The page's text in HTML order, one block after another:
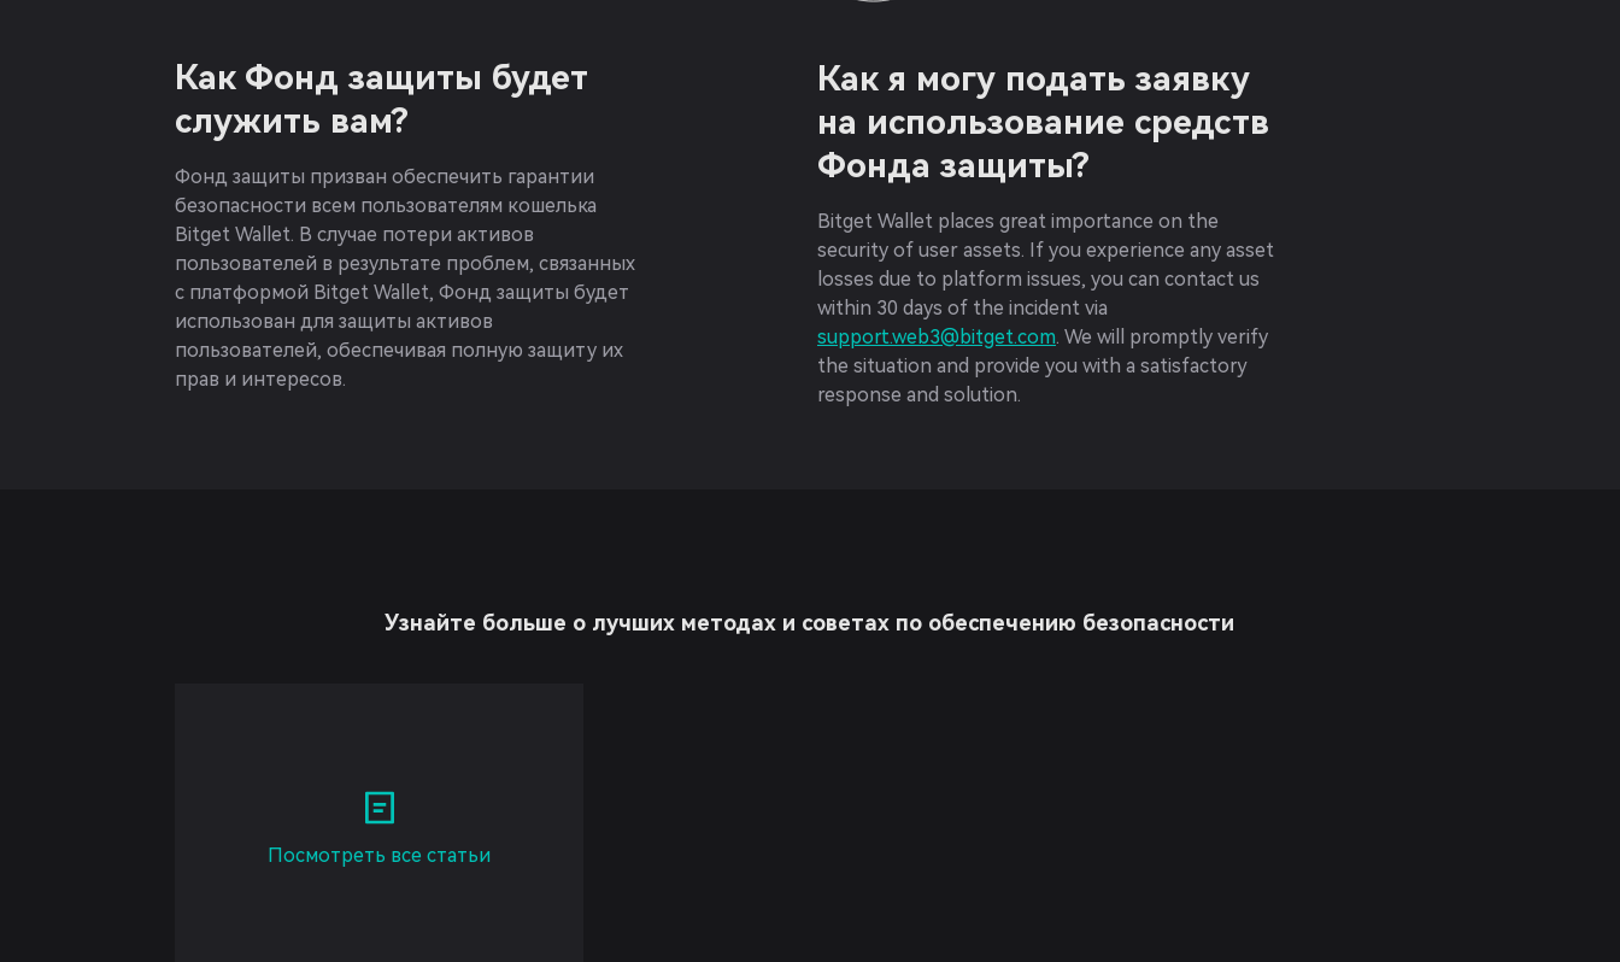
Как Фонд защиты будет
служить вам?
Фонд защиты призван обеспечить гарантии
безопасности всем пользователям кошелька
Bitget Wallet. В случае потери активов
пользователей в результате проблем, связанных
с платформой Bitget Wallet, Фонд защиты будет
использован для защиты активов
пользователей, обеспечивая полную защиту их
прав и интересов.
Как я могу подать заявку
на использование средств
Фонда защиты?
Bitget Wallet places great importance on the
security of user assets. If you experience any asset
losses due to platform issues, you can contact us
within 30 days of the incident via
support.web3@bitget.com. We will promptly verify
the situation and provide you with a satisfactory
response and solution.
Узнайте больше о лучших методах и советах по обеспечению безопасности
Посмотреть все статьи